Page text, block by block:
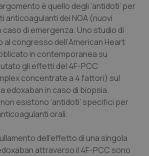
è quello degli ‘antidoti’ per
anticoagulanti dei NOA (nuovi
di emergenza. Uno studio di
congresso dell’American Heart
in contemporanea su
gli effetti del 4F-PCC
concentrate a 4 fattori) sul
edoxaban in caso di biopsia.
esistono ‘antidoti’ specifici per
orali.
dell’effetto di una singola
attraverso il 4F-PCC sono
contribuiscono a rendere fruibile il
funzionalità di base quali la
pagine e l'accesso alle aree
Il sito web non è in grado di
senza questi cookie.
Fornitore/ Dominio
YouTube
.youtube.com